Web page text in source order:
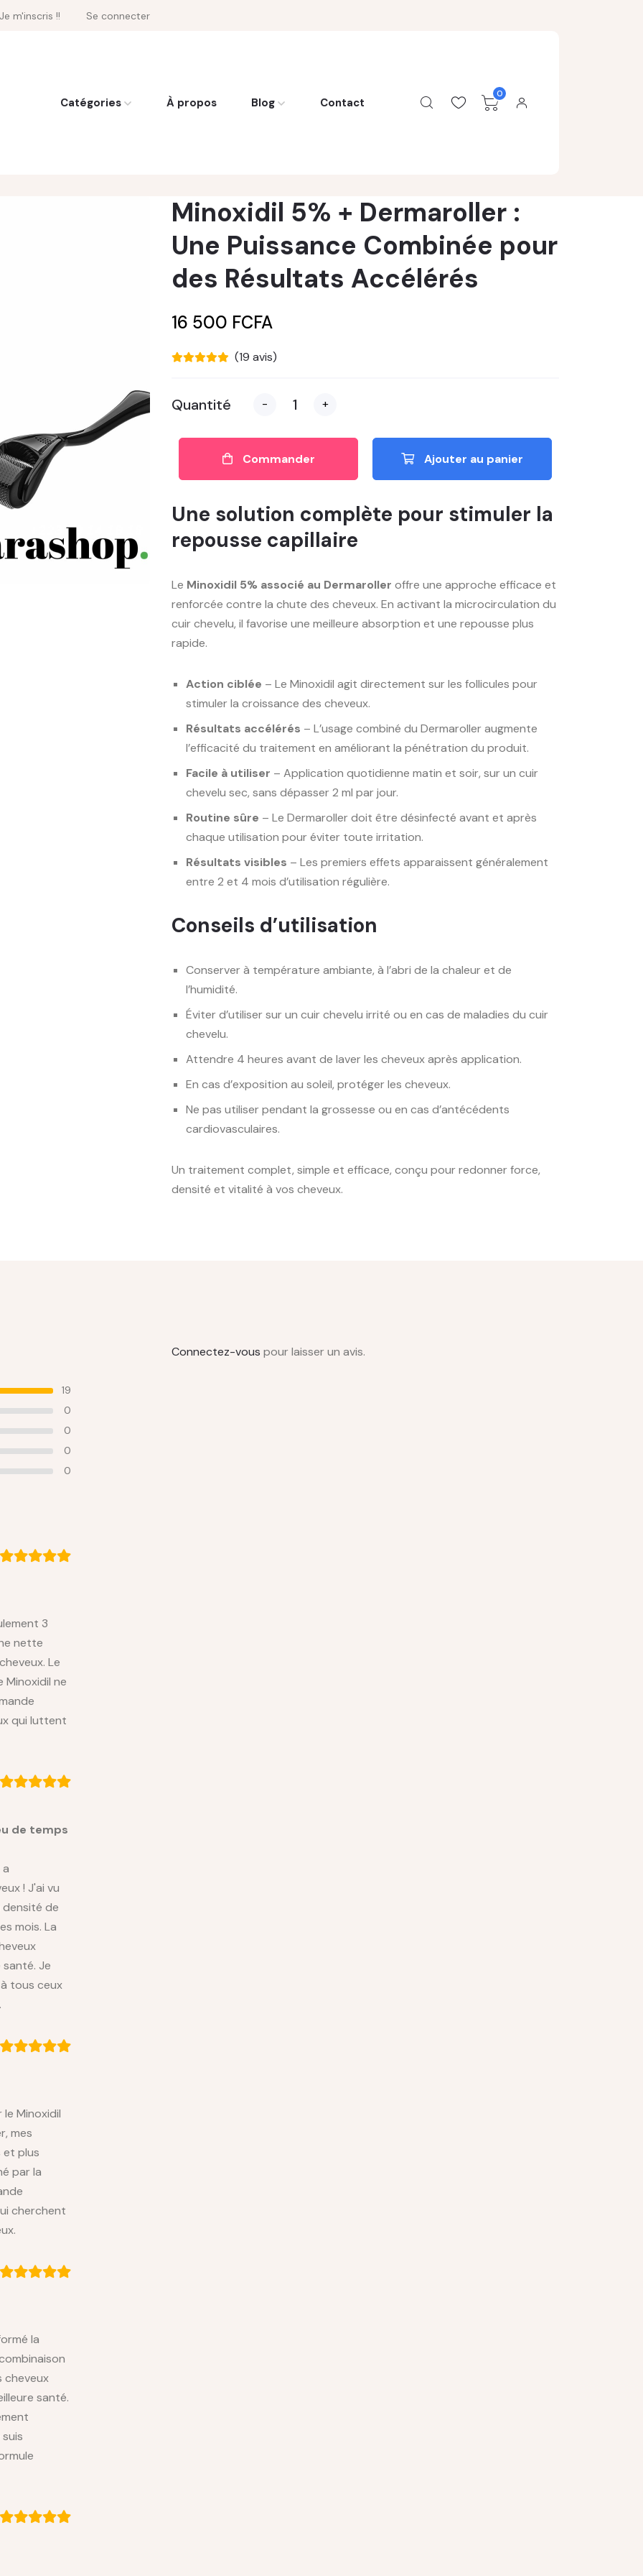
Je m'inscris !! Se connecter
Catégories À propos Blog Contact
0
Minoxidil 5% + Dermaroller :
Une Puissance Combinée pour
des Résultats Accélérés
16 500 FCFA
(19 avis)
Quantité - +
Commander Ajouter au panier
Une solution complète pour stimuler la
repousse capillaire
Le Minoxidil 5% associé au Dermaroller offre une approche efficace et
renforcée contre la chute des cheveux. En activant la microcirculation du
cuir chevelu, il favorise une meilleure absorption et une repousse plus
rapide.
Action ciblée – Le Minoxidil agit directement sur les follicules pour
stimuler la croissance des cheveux.
Résultats accélérés – L’usage combiné du Dermaroller augmente
l’efficacité du traitement en améliorant la pénétration du produit.
Facile à utiliser – Application quotidienne matin et soir, sur un cuir
chevelu sec, sans dépasser 2 ml par jour.
Routine sûre – Le Dermaroller doit être désinfecté avant et après
chaque utilisation pour éviter toute irritation.
Résultats visibles – Les premiers effets apparaissent généralement
entre 2 et 4 mois d’utilisation régulière.
Conseils d’utilisation
Conserver à température ambiante, à l’abri de la chaleur et de
l’humidité.
Éviter d’utiliser sur un cuir chevelu irrité ou en cas de maladies du cuir
chevelu.
Attendre 4 heures avant de laver les cheveux après application.
En cas d’exposition au soleil, protéger les cheveux.
Ne pas utiliser pendant la grossesse ou en cas d’antécédents
cardiovasculaires.
Un traitement complet, simple et efficace, conçu pour redonner force,
densité et vitalité à vos cheveux.
19
0
0
0
0
3
nette
Le
Minoxidil ne
qui luttent
de temps
! J'ai vu
de
mois. La
Je
tous ceux
Minoxidil
mes
plus
par la
cherchent
la
cheveux
santé.
Connectez-vous pour laisser un avis.